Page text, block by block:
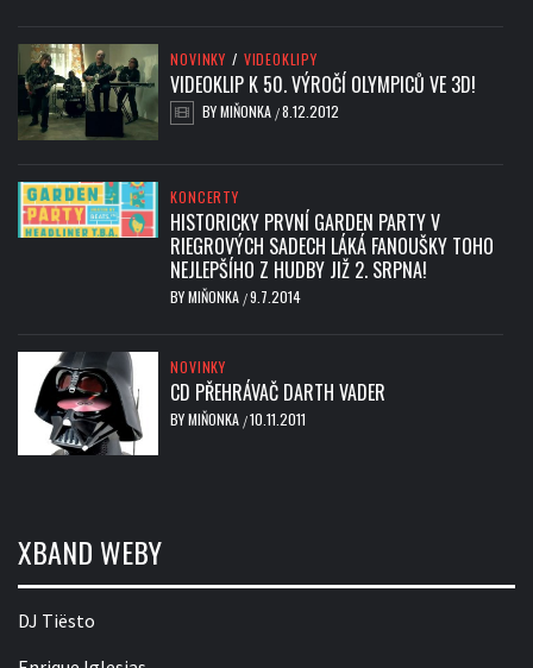
NOVINKY / VIDEOKLIPY
VIDEOKLIP K 50. VÝROČÍ OLYMPICŮ VE 3D!
BYMIŇONKA /8.12.2012
KONCERTY
HISTORICKY PRVNÍ GARDEN PARTY V
RIEGROVÝCH SADECH LÁKÁ FANOUŠKY TOHO
NEJLEPŠÍHO Z HUDBY JIŽ 2. SRPNA!
BYMIŇONKA /9.7.2014
NOVINKY
CD PŘEHRÁVAČ DARTH VADER
BYMIŇONKA /10.11.2011
XBAND WEBY
DJ Tiësto